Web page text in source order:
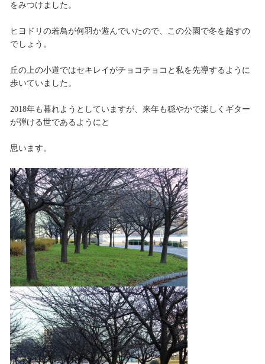
をみつけました。
ヒヨドリの若鳥が何羽か遊んでいたので、この公園で冬を越すの
でしょう。
丘の上の小道ではセキレイがチョコチョコと私を先導するように
歩いていました。
2018年も暮れようとしていますが、来年も穏やかで楽しくギター
が弾ける世であるようにと
思います。